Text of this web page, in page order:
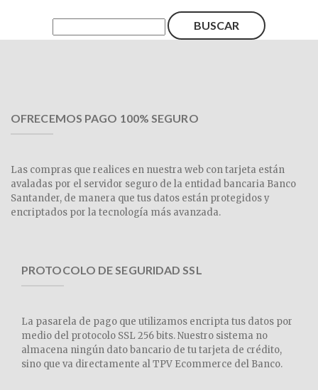
Buscar:
OFRECEMOS PAGO 100% SEGURO
Las compras que realices en nuestra web con tarjeta están
avaladas por el servidor seguro de la entidad bancaria Banco
Santander, de manera que tus datos están protegidos y
encriptados por la tecnología más avanzada.
PROTOCOLO DE SEGURIDAD SSL
La pasarela de pago que utilizamos encripta tus datos por
medio del protocolo SSL 256 bits. Nuestro sistema no
almacena ningún dato bancario de tu tarjeta de crédito,
sino que va directamente al TPV Ecommerce del Banco.